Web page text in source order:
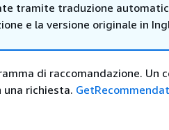
tramite traduzione
e la versione originale in
di raccomandazione. Un
una richiesta.